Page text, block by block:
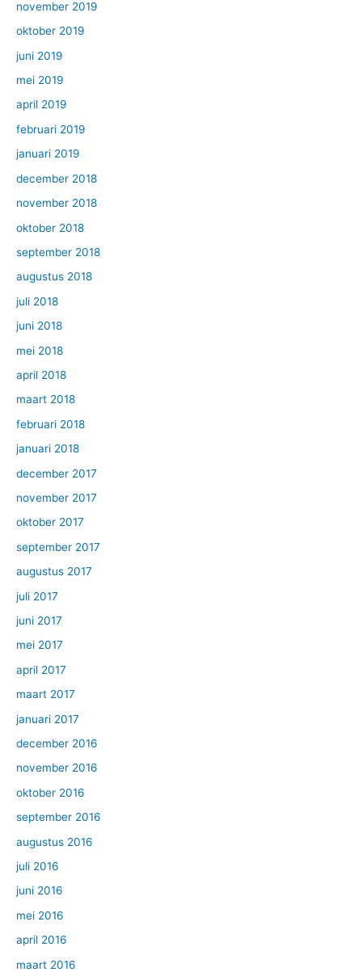
november 2019
oktober 2019
juni 2019
mei 2019
april 2019
februari 2019
januari 2019
december 2018
november 2018
oktober 2018
september 2018
augustus 2018
juli 2018
juni 2018
mei 2018
april 2018
maart 2018
februari 2018
januari 2018
december 2017
november 2017
oktober 2017
september 2017
augustus 2017
juli 2017
juni 2017
mei 2017
april 2017
maart 2017
januari 2017
december 2016
november 2016
oktober 2016
september 2016
augustus 2016
juli 2016
juni 2016
mei 2016
april 2016
maart 2016